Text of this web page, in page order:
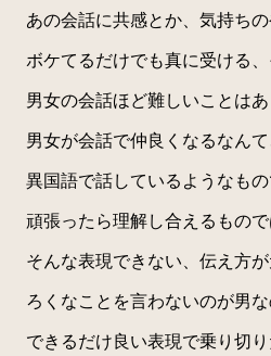
あの会話に共感とか、気持ち
ボケてるだけでも真に受ける
男女の会話ほど難しいことはあ
男女が会話で仲良くなるなん
異国語で話しているようなもの
頑張ったら理解し合えるもので
そんな表現できない、伝え方
ろくなことを言わないのが男な
できるだけ良い表現で乗り切り